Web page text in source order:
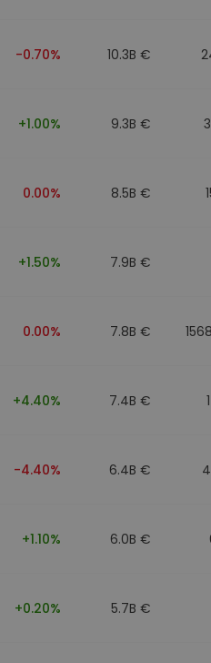
-0.70% 10.3B €
+1.00% 9.3B €
0.00% 8.5B €
+1.50% 7.9B €
0.00% 7.8B €
+4.40% 7.4B €
-4.40% 6.4B €
+1.10% 6.0B €
+0.20% 5.7B €